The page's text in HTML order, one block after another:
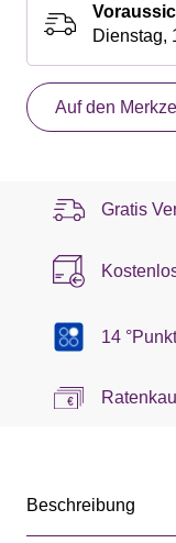
Dienstag,
Auf den
Gratis
14
Beschreibung